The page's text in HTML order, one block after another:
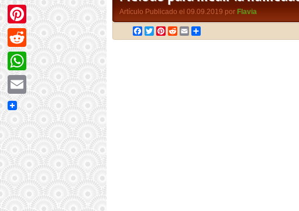
Artículo Publicado el 09.09.2019 por Flavia
Facebook
TwitterPinterest
RedditEmail
Twitter
Pinterest
Reddit
WhatsApp
Email